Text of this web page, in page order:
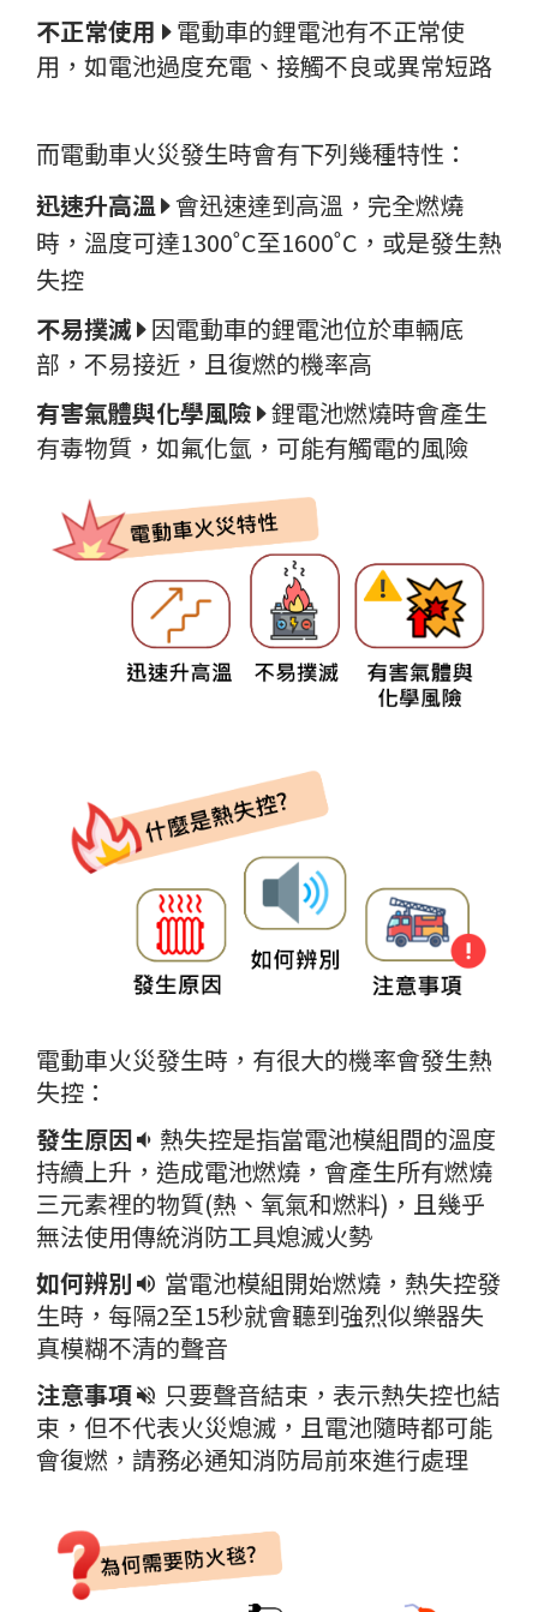
不正常使用
電動車的鋰電池有不正常使
用，如電池過度充電、接觸不良或異常短路
而電動車火災發生時會有下列幾種特性：
迅速升高溫 會迅速達到高溫，完全燃燒
時，溫度可達1300˚C至1600˚C，或是發生熱
失控
不易撲滅 因電動車的鋰電池位於車輛底
部，不易接近，且復燃的機率高
有害氣體與化學風險 鋰電池燃燒時會產生
有毒物質，如氟化氫，可能有觸電的風險
電動車火災發生時，有很大的機率會發生熱
失控：
發生原因 熱失控是指當電池模組間的溫度
持續上升，造成電池燃燒，會產生所有燃燒
三元素裡的物質(熱、氧氣和燃料) ，且幾乎
無法使用傳統消防工具熄滅火勢
如何辨別
當電池模組開始燃燒，熱失控發
生時，每隔2至15秒就會聽到強烈似樂器失
真模糊不清的聲音
注意事項
只要聲音結束，表示熱失控也結
束，但不代表火災熄滅，且電池隨時都可能
會復燃，請務必通知消防局前來進行處理